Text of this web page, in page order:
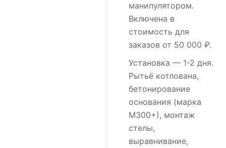
манипулятором.
Включена в
стоимость для
заказов от 50 000 ₽.
Установка — 1-2 дня.
Рытьё котлована,
бетонирование
основания (марка
М300+), монтаж
стелы,
выравнивание,